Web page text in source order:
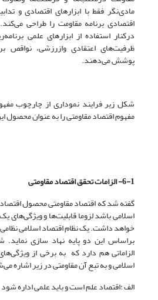
مادی‌نگر فقط با ابزارهای اقتصادی و
اقتصادی برنامه مقاومت را طراحی
درکنار استفاده از ابزارهای علمی
ظرفیت‌های اعتقادی وازرزشی، نواقص
پوشش می‌دهند.
شکل زیر فرایند نموداری از چارچوب
مفهوم اقتصاد مقاومتی را به عنوان محصول
6-1- الزامات تحقق اقتصاد مقاومتی
گفته شد که اقتصاد مقاومتی محصول
اسلامی باشد لزوما قابلیت‌ها‌ و ویژگی‌های
خواهد داشت. یک نظام اقتصاد اسلامی
براساس این دو پایه نهاد سازی
الزاماتی هم دارد که به برخی از
اسلامی و به تبع آن مقاومتی در زیر اشاره
الف :اقتصاد علم است و باید علمی اداره شود